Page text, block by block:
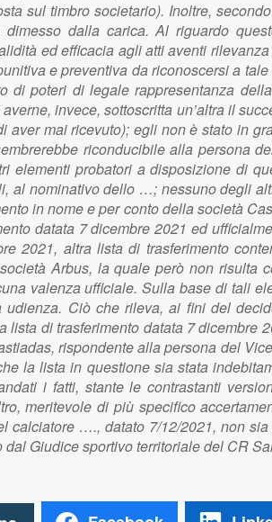
sul timbro societario). Inoltre,
dimesso dalla carica. Al riguardo
ed efficacia agli atti aventi
e preventiva da riconoscersi a
di poteri di legale rappresentanza
invece, sottoscritta un’altra il
aver mai ricevuto); egli non è stato in
riconducibile alla persona
elementi probatori a disposizione di
al nominativo dello …; nessuno degli
in nome e per conto della società
datata 7 dicembre 2021 ed
2021, altra lista di trasferimento
Arbus, la quale però non risulta
valenza ufficiale. Sulla base di tali
udienza. Ciò che rileva, ai fini del
lista di trasferimento datata 7 dicembre
rispondente alla persona del
la lista in questione sia stata
i fatti, stante le contrastanti
meritevole di più specifico
calciatore …., datato 7/12/2021, non
dal Giudice sportivo territoriale del CR